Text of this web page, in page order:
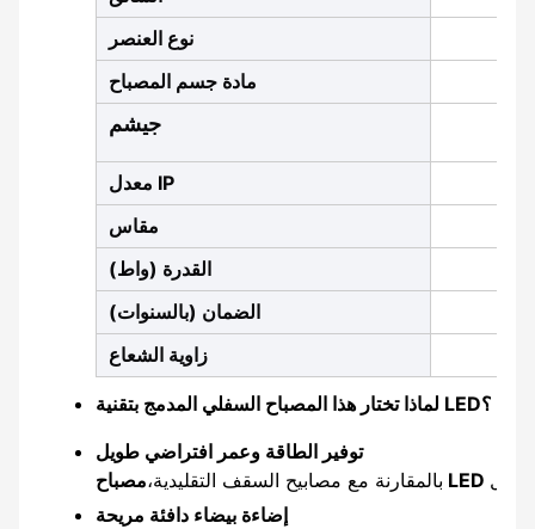
نوع العنصر
مادة جسم المصباح
جيشم
معدل IP
مقاس
القدرة (واط)
الضمان (بالسنوات)
زاوية الشعاع
لماذا تختار هذا المصباح السفلي المدمج بتقنية LED؟
توفير الطاقة وعمر افتراضي طويل
بالمقارنة مع مصابيح السقف التقليدية،
إضاءة بيضاء دافئة مريحة